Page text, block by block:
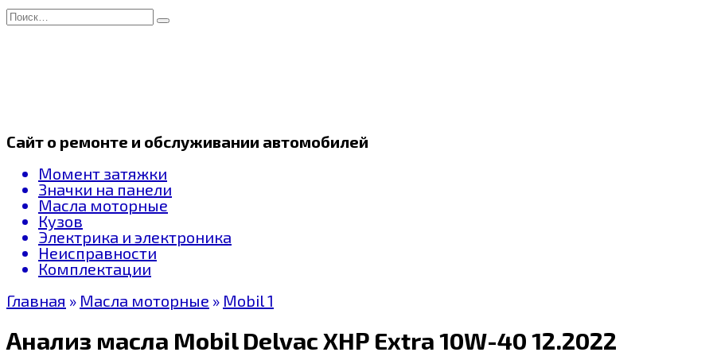
Перейти
к
Search
for:
Сайт о ремонте и обслуживании автомобилей
Момент затяжки
Значки на панели
Масла моторные
Кузов
Электрика и электроника
Неисправности
Комплектации
Главная » Масла моторные » Mobil 1
Анализ масла Mobil Delvac XHP Extra 10W-40 12.2022